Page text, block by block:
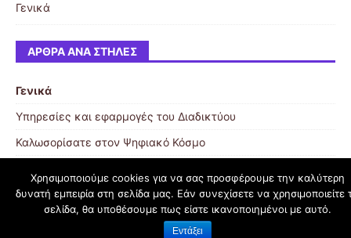
Γενικά
ΆΡΘΡΑ ΑΝΆ ΣΤΉΛΕΣ
Γενικά
Υπηρεσίες και εφαρμογές του Διαδικτύου
Καλωσορίσατε στον Ψηφιακό Κόσμο
schoolpress.sch.gr
Χρησιμοποιούμε cookies για να σας προσφέρουμε την καλύτερη
δυνατή εμπειρία στη σελίδα μας. Εάν συνεχίσετε να χρησιμοποιείτε
σελίδα, θα υποθέσουμε πως είστε ικανοποιημένοι με αυτό.
Εντάξει